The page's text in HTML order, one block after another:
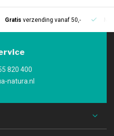
Gratis verzending vanaf 50,-
820 400
natura.nl